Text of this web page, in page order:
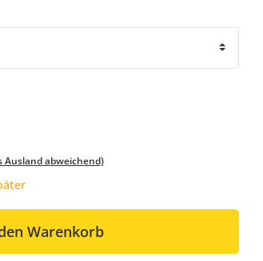
abweichend)
Warenkorb